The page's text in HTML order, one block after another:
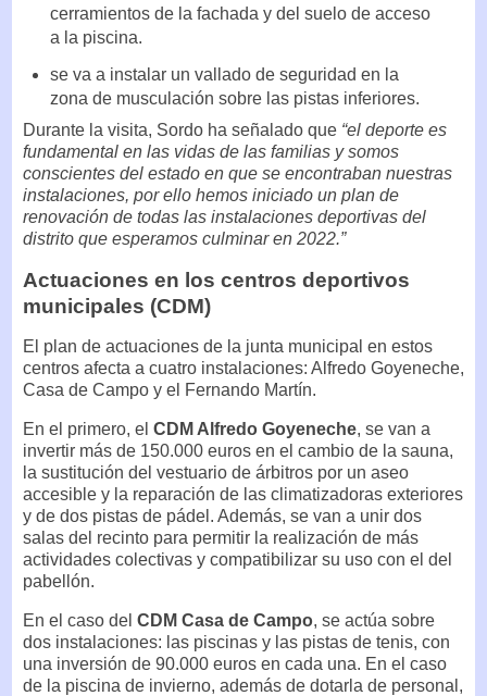
cerramientos de la fachada y del suelo de acceso
a la piscina.
se va a instalar un vallado de seguridad en la
zona de musculación sobre las pistas inferiores.
Durante la visita, Sordo ha señalado que “el deporte es
fundamental en las vidas de las familias y somos
conscientes del estado en que se encontraban nuestras
instalaciones, por ello hemos iniciado un plan de
renovación de todas las instalaciones deportivas del
distrito que esperamos culminar en 2022.”
Actuaciones en los centros deportivos
municipales (CDM)
El plan de actuaciones de la junta municipal en estos
centros afecta a cuatro instalaciones: Alfredo Goyeneche,
Casa de Campo y el Fernando Martín.
En el primero, el CDM Alfredo Goyeneche, se van a
invertir más de 150.000 euros en el cambio de la sauna,
la sustitución del vestuario de árbitros por un aseo
accesible y la reparación de las climatizadoras exteriores
y de dos pistas de pádel. Además, se van a unir dos
salas del recinto para permitir la realización de más
actividades colectivas y compatibilizar su uso con el del
pabellón.
En el caso del CDM Casa de Campo, se actúa sobre
dos instalaciones: las piscinas y las pistas de tenis, con
una inversión de 90.000 euros en cada una. En el caso
de la piscina de invierno, además de dotarla de personal,